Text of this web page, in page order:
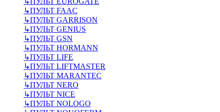
↳ПУЛЬТ FAAC
↳ПУЛЬТ GARRISON
↳ПУЛЬТ GENIUS
↳ПУЛЬТ GSN
↳ПУЛЬТ HORMANN
↳ПУЛЬТ LIFE
↳ПУЛЬТ LIFTMASTER
↳ПУЛЬТ MARANTEC
↳ПУЛЬТ NERO
↳ПУЛЬТ NICE
↳ПУЛЬТ NOLOGO